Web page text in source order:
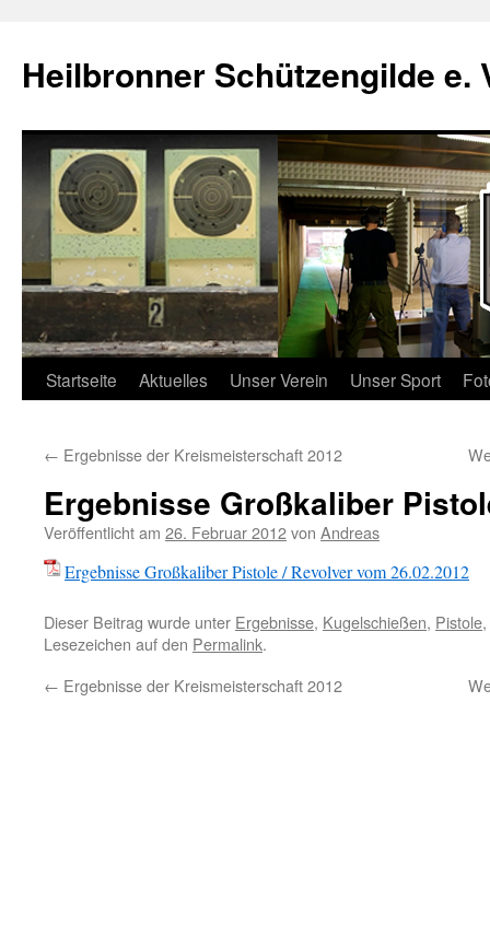
springen
Heilbronner Schützengilde e.
Startseite Aktuelles Unser Verein Unser Sport
← Ergebnisse der Kreismeisterschaft 2012
Ergebnisse Großkaliber
Veröffentlicht am 26. Februar 2012von Andreas
Ergebnisse Großkaliber Pistole / Revolver vom 26.02.2012
Dieser Beitrag wurde unter Ergebnisse, Kugelschießen, Pistole,
Lesezeichen auf den Permalink.
← Ergebnisse der Kreismeisterschaft 2012